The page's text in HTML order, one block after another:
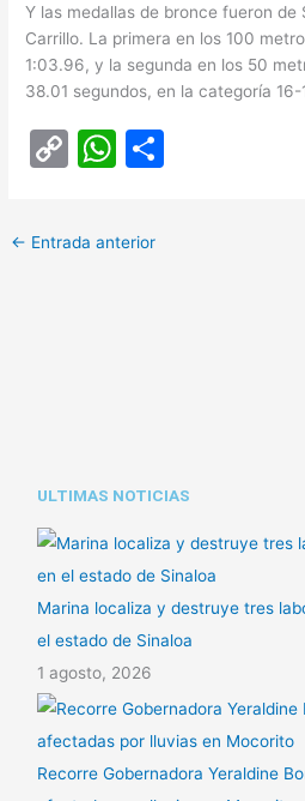
Y las medallas de bronce fueron de
Carrillo. La primera en los 100
1:03.96, y la segunda en los 50
38.01 segundos, en la categoría 16-
C
p
y
W
at
s
← Entrada anterior
ULTIMAS NOTICIAS
Marina localiza y destruye tres
el estado de Sinaloa
1 agosto, 2026
Recorre Gobernadora Yeraldine